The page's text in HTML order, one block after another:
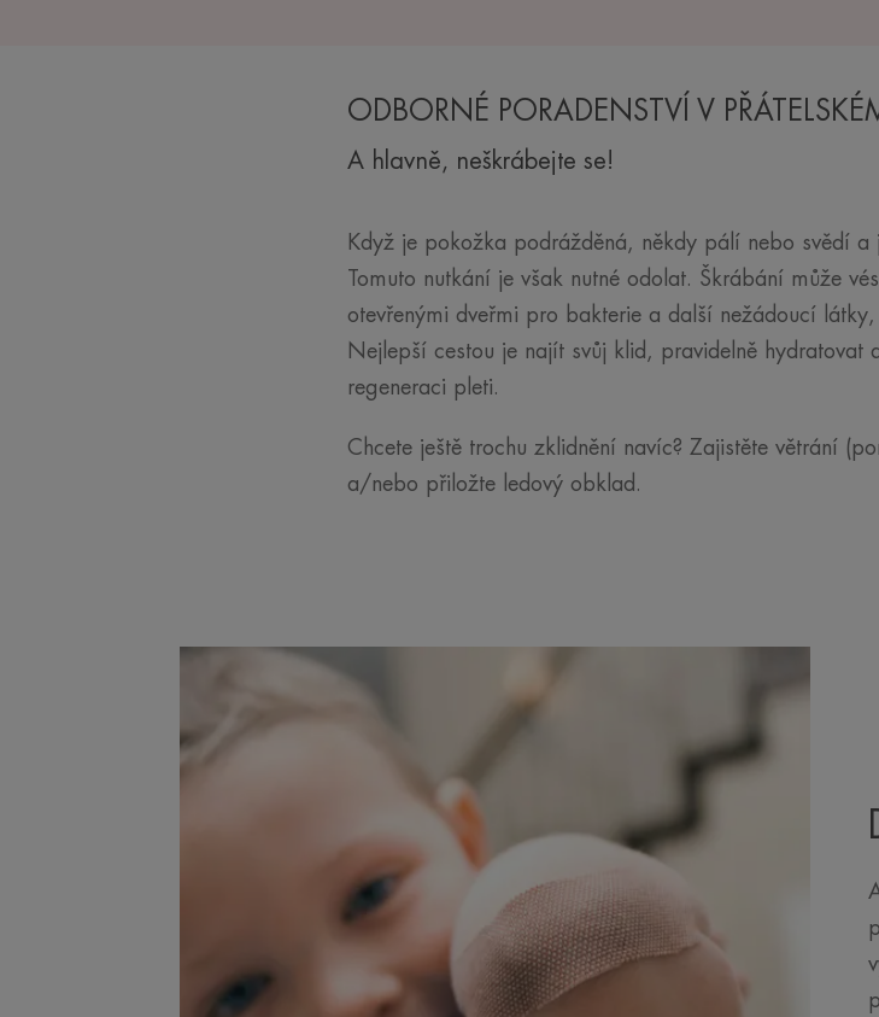
ODBORNÉ PORADENSTVÍ V
A hlavně, neškrábejte se!
Když je pokožka podrážděná, někdy pálí nebo svědí a
Tomuto nutkání je však nutné odolat. Škrábání může
otevřenými dveřmi pro bakterie a další nežádoucí
Nejlepší cestou je najít svůj klid, pravidelně
regeneraci pleti.
Chcete ještě trochu zklidnění navíc? Zajistěte větrání
a/nebo přiložte ledový obklad.